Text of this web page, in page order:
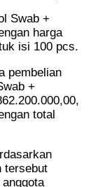
Swab +
harga
isi 100 pcs.
pembelian
+
total
tersebut